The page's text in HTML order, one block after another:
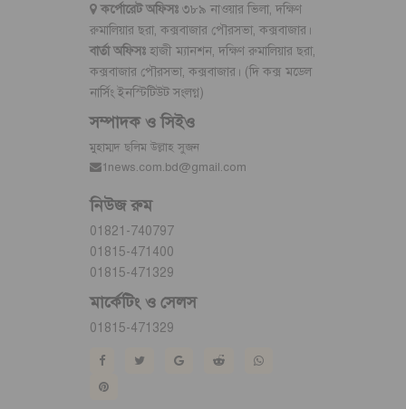
কর্পোরেট অফিসঃ৩৮৯ নাওয়ার ভিলা, দক্ষিণ
রুমালিয়ার ছরা, কক্সবাজার পৌরসভা, কক্সবাজার।
বার্তা অফিসঃ হাজী ম্যানশন, দক্ষিণ রুমালিয়ার ছরা,
কক্সবাজার পৌরসভা, কক্সবাজার। (দি কক্স মডেল
নার্সিং ইনস্টিটিউট সংলগ্ন)
সম্পাদক ও সিইও
মুহাম্মদ ছলিম উল্লাহ সুজন
1news.com.bd@gmail.com
নিউজ রুম
01821-740797
01815-471400
01815-471329
মার্কেটিং ও সেলস
01815-471329